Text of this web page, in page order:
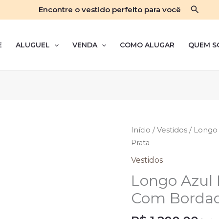
Encontre o vestido perfeito para você
ALUGUEL VENDA COMO ALUGAR QUEM
Início /Vestidos / Longo
Prata
Vestidos
Longo Azul
Com